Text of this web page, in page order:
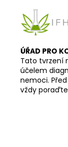
ÚŘAD PRO
Tato tvrzení
účelem
nemoci.
vždy